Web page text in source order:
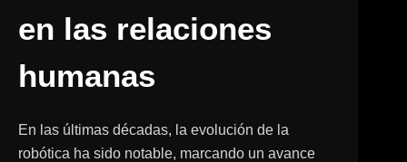
en las relaciones
humanas
En las últimas décadas, la evolución de la
robótica ha sido notable, marcando un avance